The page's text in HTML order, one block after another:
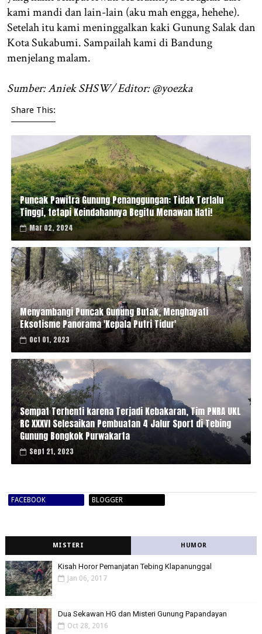
kami mandi dan lain-lain (aku mah engga, hehehe).
Setelah itu kami meninggalkan kaki Gunung Salak dan
Kota Sukabumi. Sampailah kami di Bandung
menjelang malam.
Sumber: Aniek SHSW/ Editor: @yoezka
Share This:
Puncak Pawitra Gunung Penanggungan: Tidak Terlalu
Tinggi, tetapi Keindahannya Begitu Menawan Hati!
Mar 02, 2024
Menyambangi Puncak Gunung Butak, Menghayati
Eksotisme Panorama 'Kepala Putri Tidur'
Oct 01, 2023
Sempat Terhenti karena Terjadi Kebakaran, Tim PNRA UKL
RC XXXVI Selesaikan Pembuatan 4 Jalur Sport di Tebing
Gunung Bongkok Purwakarta
Sept 21, 2023
FACEBOOK BLOGGER
MISTERI HUMOR
Kisah Horor Pemanjatan Tebing Klapanunggal
Jan 06, 2017
Dua Sekawan HG dan Misteri Gunung Papandayan
Oct 28, 2016